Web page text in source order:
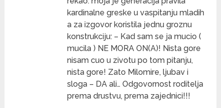
kardinalne greske u vaspitanju mladih
a za izgovor koristila jednu groznu
konstrukciju: – Kad sam se ja mucio (
mucila ) NE MORA ON(A)! Nista gore
nisam cuo u zivotu po tom pitanju,
nista gore! Zato Milomire, ljubav i
sloga – DA ali… Odgovornost roditelja
prema drustvu, prema zajednici!!!